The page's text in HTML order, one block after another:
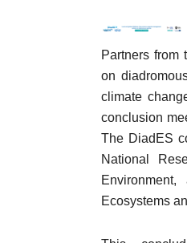
Partners from
on
climate
conclusion
The DiadES
National
Ecosystems